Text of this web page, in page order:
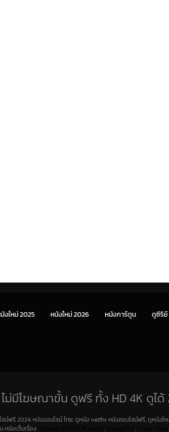
งใหม่ 2025 หนังใหม่ 2026 หนังการ์ตูน ดูซีรีย์
มีโฆษณาขั้น ดูฟรี ทั้ง HD 4K ดูได้
ฟรี 2024, หนังออนไลน์ ไทย, ดูหนัง netflix หนังออนไลน์ฟรี, ดูหนังใ
หนังเต็มเรื่อง , , ,